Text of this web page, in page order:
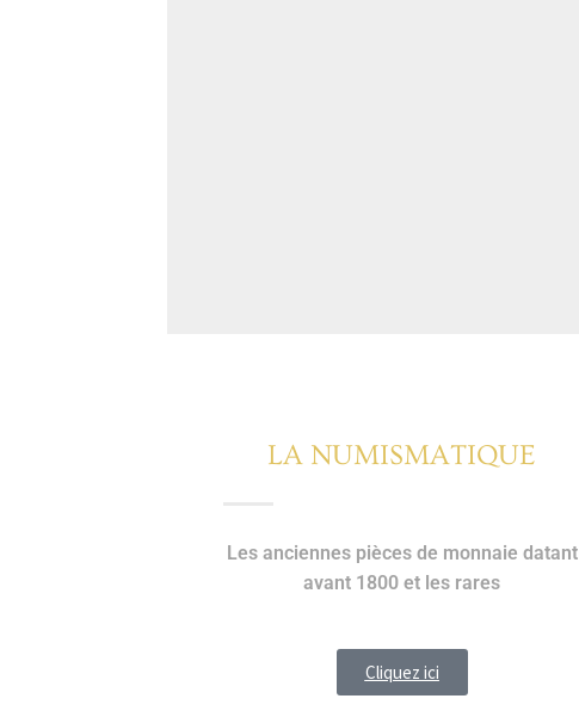
LA NUMISMATIQUE
Les anciennes pièces de monnaie datant
avant 1800 et les rares
Cliquez ici